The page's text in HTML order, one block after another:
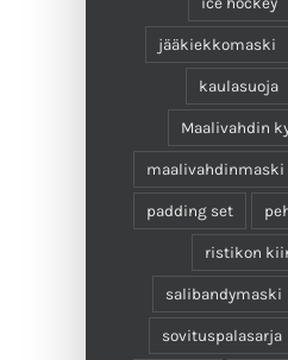
jääkiekkomaski
kaulasuoja
Maalivahdin
maalivahdinmaski
padding set
ristikon
salibandymaski
sovituspalasarja